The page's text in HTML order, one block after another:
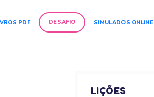
PDF DESAFIO SIMULADOS ONLINE
LIÇÕES